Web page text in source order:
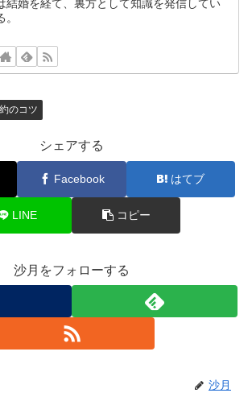
結婚を経て、裏方として知識を発信してい
。
のコツ
シェアする
Facebook はてブ
LINE コピー
沙月をフォローする
沙月